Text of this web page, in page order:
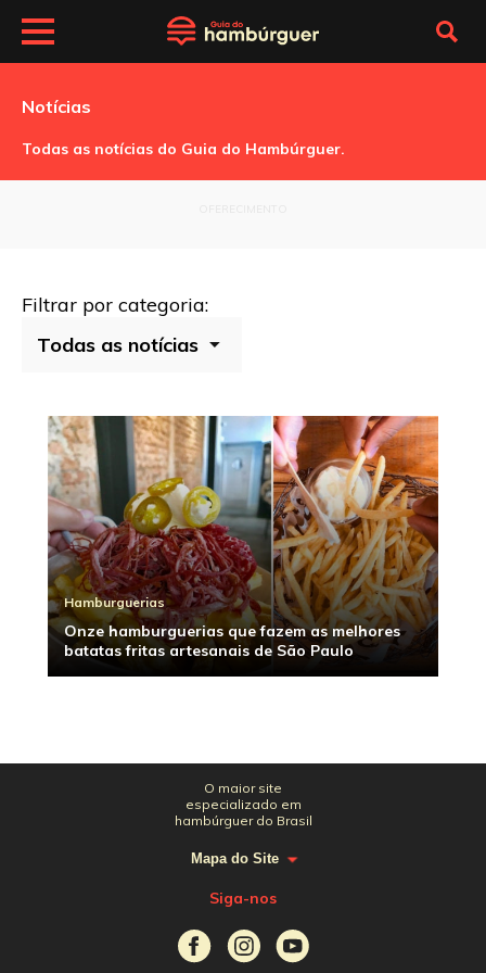
Notícias
Todas as notícias do Guia do Hambúrguer.
Filtrar por categoria:
Hamburguerias
Onze hamburguerias que fazem as melhores
batatas fritas artesanais de São Paulo
O maior site
especializado em
hambúrguer do Brasil
Mapa do Site
Siga-nos